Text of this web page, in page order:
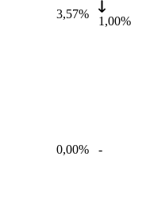
3,57%
1,00%
0,00% -